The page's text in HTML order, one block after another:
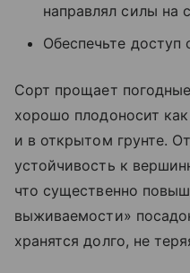
направлял силы на
Обеспечьте доступ
Сорт прощает
хорошо плодоносит
и в открытом грунте.
устойчивость к
что существенно
выживаемости»
хранятся долго, не